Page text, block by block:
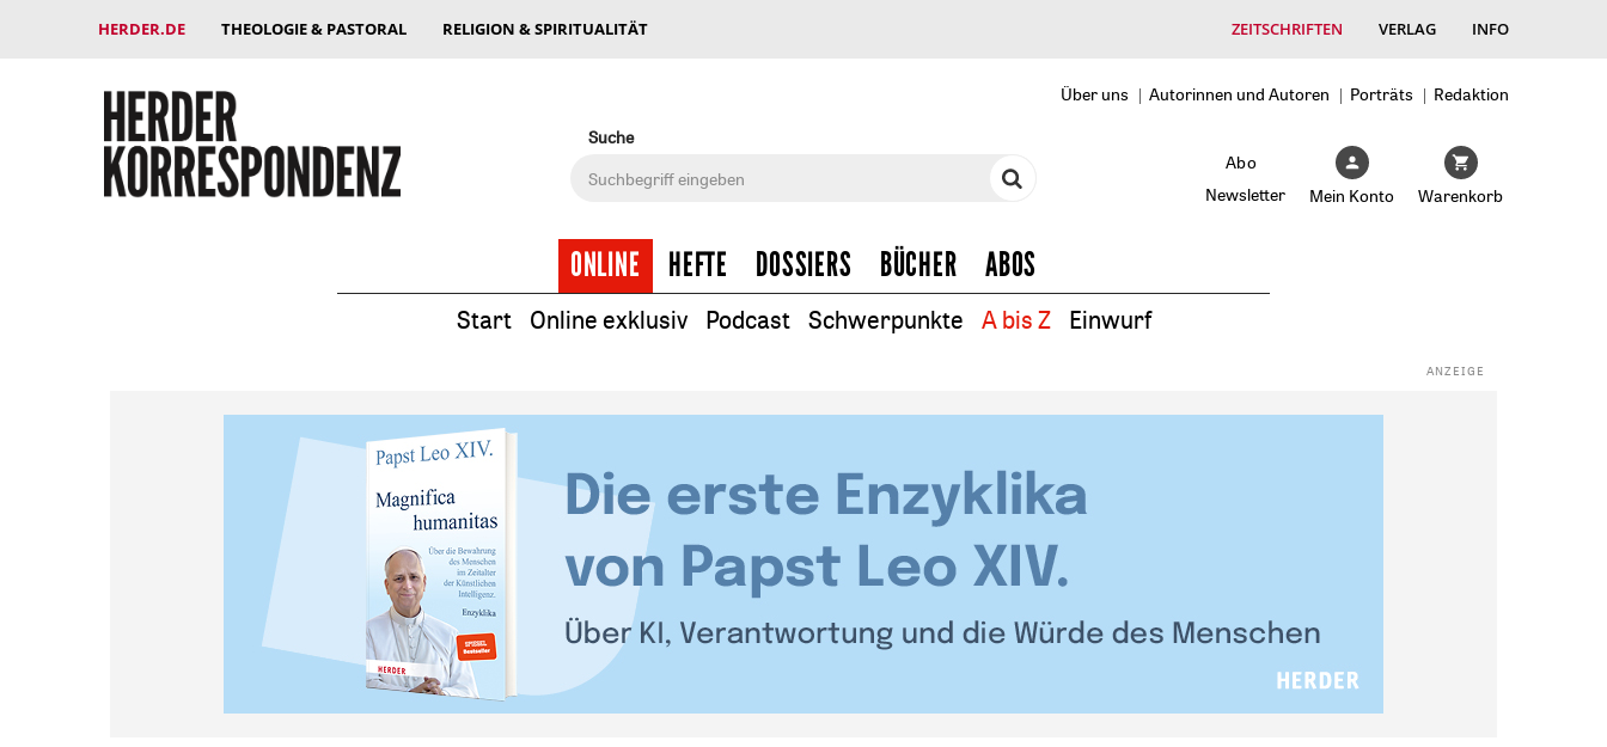
HERDER.DE THEOLOGIE & PASTORAL RELIGION & SPIRITUALITÄT ZEITSCHRIFTEN VERLAG INFO
Über uns Autorinnen und Autoren Porträts
Redaktion
Suche
Abo
Newsletter
Mein Konto Warenkorb
ONLINE HEFTE DOSSIERS BÜCHER ABOS
Start Online exklusiv Podcast Schwerpunkte A bis Z Einwurf